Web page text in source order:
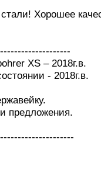
Хорошее
XS – 2018г.в.
- 2018г.в.
предложения.